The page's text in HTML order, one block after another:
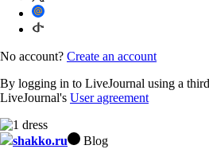
No account? Create an account
By logging in to LiveJournal using a
LiveJournal's User agreement
shakko.ru Blog